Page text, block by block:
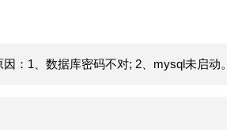
：1、数据库密码不对; 2、mysql未启动。